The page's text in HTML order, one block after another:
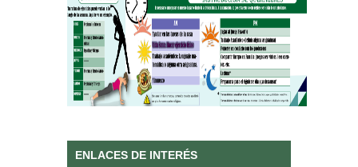
ENLACES DE INTERÉS